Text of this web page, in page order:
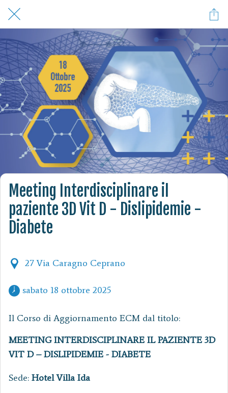
Meeting Interdisciplinare il
paziente 3D Vit D - Dislipidemie -
Diabete
27 Via Caragno Ceprano
sabato 18 ottobre 2025
Il Corso di Aggiornamento ECM dal titolo:
MEETING INTERDISCIPLINARE IL PAZIENTE 3D
VIT D – DISLIPIDEMIE - DIABETE
Sede: Hotel Villa Ida